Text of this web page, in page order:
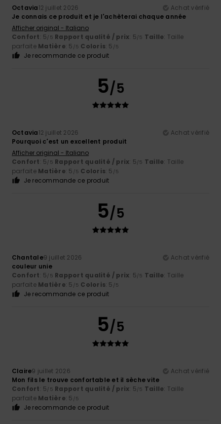
Octavia12 juillet 2026
Achat vérifié
Je connais ce produit et je l'achèterai chaque année
Afficher original - Italiano
Confort: 5/5 Rapport qualité / prix: 5/5 Taille: Taille
parfaite Matière: 5 /5 Coloris: 5 /5
Je recommande ce produit
5/5
Octavia12 juillet 2026
Achat vérifié
Pourquoi c'est un excellent produit
Afficher original - Italiano
Confort: 5/5 Rapport qualité / prix: 5/5 Taille: Taille
parfaite Matière: 5 /5 Coloris: 5 /5
Je recommande ce produit
5/5
Chantale9 juillet 2026
Achat vérifié
couleur unie
Confort: 5/5 Rapport qualité / prix: 5/5 Taille: Taille
parfaite Matière: 5 /5 Coloris: 5 /5
Je recommande ce produit
5/5
Claire9 juillet 2026
Achat vérifié
Mon fils le trouve confortable et il sèche vite
Confort: 5/5 Rapport qualité / prix: 5/5 Taille: Taille
parfaite Matière: 5 /5
Je recommande ce produit